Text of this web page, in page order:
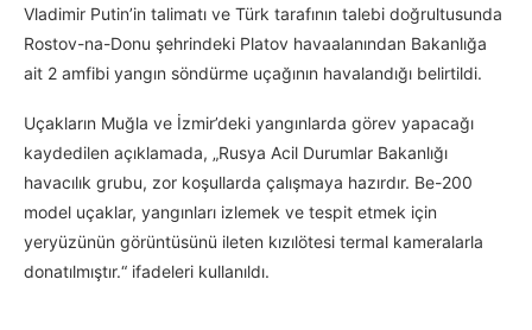
Vladimir Putin’in talimatı ve Türk tarafının talebi doğrultusunda
Rostov-na-Donu şehrindeki Platov havaalanından Bakanlığa
ait 2 amfibi yangın söndürme uçağının havalandığı belirtildi.
Uçakların Muğla ve İzmir’deki yangınlarda görev yapacağı
kaydedilen açıklamada, „Rusya Acil Durumlar Bakanlığı
havacılık grubu, zor koşullarda çalışmaya hazırdır. Be-200
model uçaklar, yangınları izlemek ve tespit etmek için
yeryüzünün görüntüsünü ileten kızılötesi termal kameralarla
donatılmıştır.“ ifadeleri kullanıldı.